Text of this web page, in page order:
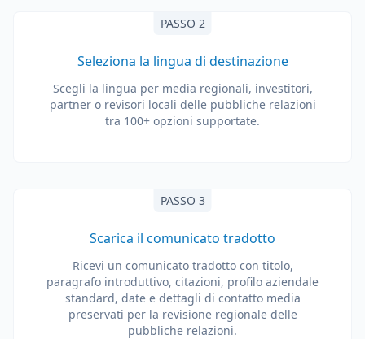
PASSO 2
Seleziona la lingua di destinazione
Scegli la lingua per media regionali, investitori,
partner o revisori locali delle pubbliche relazioni
tra 100+ opzioni supportate.
PASSO 3
Scarica il comunicato tradotto
Ricevi un comunicato tradotto con titolo,
paragrafo introduttivo, citazioni, profilo aziendale
standard, date e dettagli di contatto media
preservati per la revisione regionale delle
pubbliche relazioni.